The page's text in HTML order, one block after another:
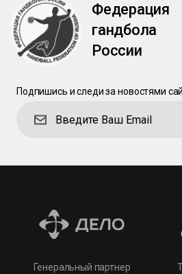
Федерация
гандбола
России
Подпишись и следи за новостями
Генеральный партнер